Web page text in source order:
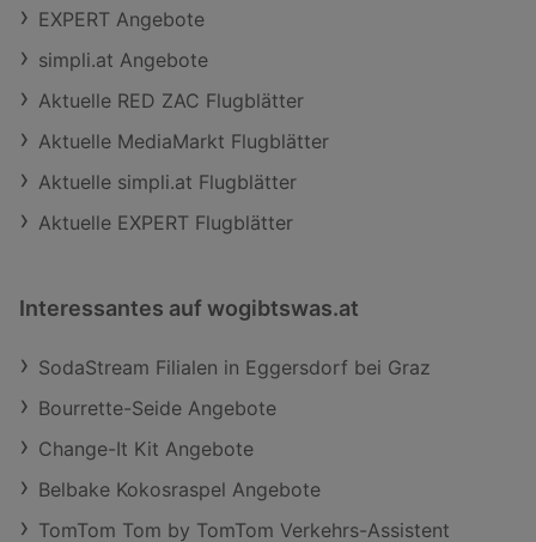
EXPERT Angebote
simpli.at Angebote
Aktuelle RED ZAC Flugblätter
Aktuelle MediaMarkt Flugblätter
Aktuelle simpli.at Flugblätter
Aktuelle EXPERT Flugblätter
Interessantes auf wogibtswas.at
SodaStream Filialen in Eggersdorf bei Graz
Bourrette-Seide Angebote
Change-It Kit Angebote
Belbake Kokosraspel Angebote
TomTom Tom by TomTom Verkehrs-Assistent